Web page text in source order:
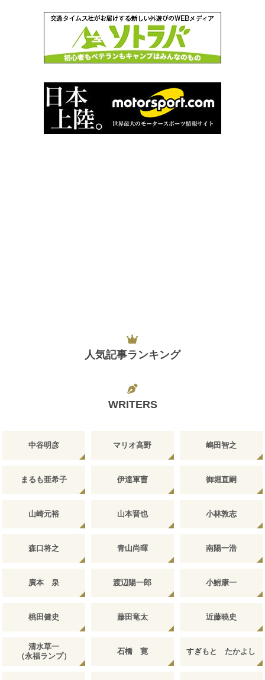
人気記事ランキング
WRITERS
中谷明彦 マリオ高野 嶋田智之
まるも亜希子 伊達軍曹 御堀直嗣
山崎元裕 山本晋也 小林敦志
森口将之 青山尚暉 南陽一浩
廣本 泉 渡辺陽一郎 小鮒康一
桃田健史 藤田竜太 近藤暁史
清水草一
（永福ランプ）
石橋 寛 すぎもと たかよし